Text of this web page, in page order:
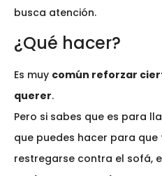
busca atención.
¿Qué hacer?
Es muy común reforzar
querer.
Pero si sabes que es para
que puedes hacer para
restregarse contra el sofá,